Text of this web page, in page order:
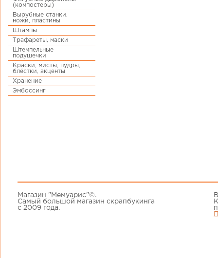
(компостеры)
Вырубные станки,
ножи, пластины
Штампы
Трафареты, маски
Штемпельные
подушечки
Краски, мисты, пудры,
блёстки, акценты
Хранение
Эмбоссинг
Магазин "Мемуарис"©.
Самый большой магазин скрапбукинга
с 2009 года.